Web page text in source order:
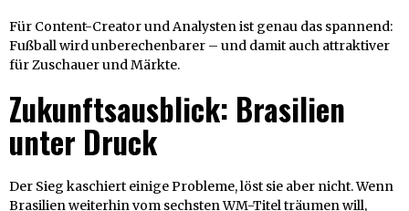
Für Content-Creator und Analysten ist genau das spannend:
Fußball wird unberechenbarer – und damit auch attraktiver
für Zuschauer und Märkte.
Zukunftsausblick: Brasilien
unter Druck
Der Sieg kaschiert einige Probleme, löst sie aber nicht. Wenn
Brasilien weiterhin vom sechsten WM-Titel träumen will,